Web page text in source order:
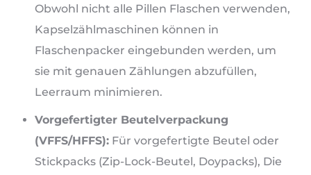
Obwohl nicht alle Pillen Flaschen verwenden,
Kapselzählmaschinen können in
Flaschenpacker eingebunden werden, um
sie mit genauen Zählungen abzufüllen,
Leerraum minimieren.
Vorgefertigter Beutelverpackung
(VFFS/HFFS): Für vorgefertigte Beutel oder
Stickpacks (Zip-Lock-Beutel, Doypacks), Die